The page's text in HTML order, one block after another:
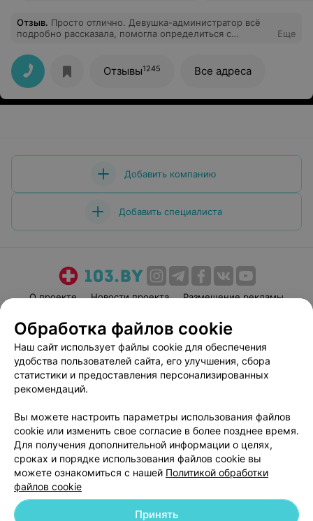
Отзыв. Просто отлично. Девушка-администратор всё
подробно рассказала, помогла определиться с
Еще
Отзывы1245 Все адреса
Добавить компанию
Добавить специалиста
О проекте Новости проекта
Размещение рекламы
Пользовательское соглашение
Способы оплаты
Вакансии
Партнеры
Написать руководителю 103.by
Персональные настройки cookie
Обработка персональных данных
Обработка файлов cookie
Наш сайт использует файлы cookie для обеспечения
удобства пользователей сайта, его улучшения, сбора
статистики и предоставления персонализированных
рекомендаций.
Вы можете настроить параметры использования файлов
cookie или изменить свое согласие в более позднее время.
Для получения дополнительной информации о целях,
сроках и порядке использования файлов cookie вы
можете ознакомиться с нашей Политикой обработки
файлов cookie
Принять